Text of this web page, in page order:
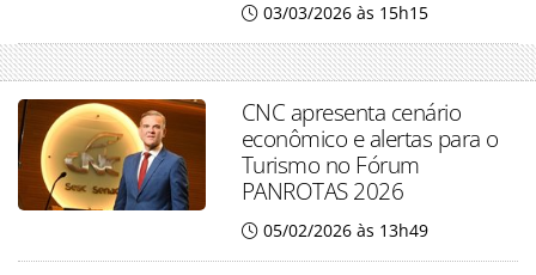
03/03/2026 às 15h15
CNC apresenta cenário
econômico e alertas para o
Turismo no Fórum
PANROTAS 2026
05/02/2026 às 13h49